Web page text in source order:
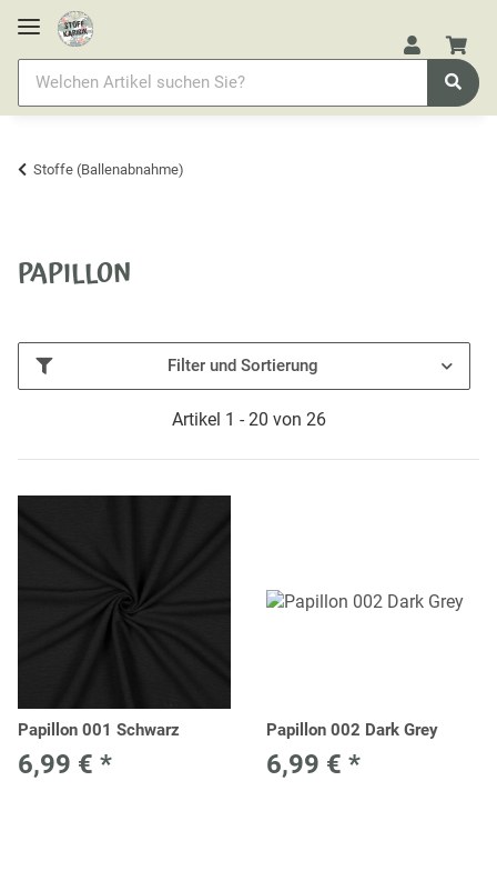
Stoffe (Ballenabnahme)
PAPILLON
Filter und Sortierung
Artikel 1 - 20 von 26
Papillon 001 Schwarz
6,99 € *
Papillon 002 Dark Grey
6,99 € *